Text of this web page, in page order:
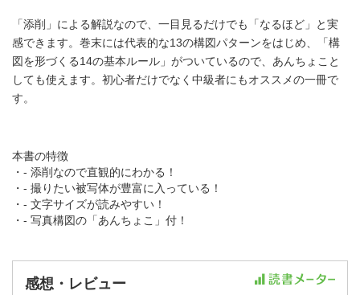
「添削」による解説なので、一目見るだけでも「なるほど」と実
感できます。巻末には代表的な13の構図パターンをはじめ、「構
図を形づくる14の基本ルール」がついているので、あんちょこと
しても使えます。初心者だけでなく中級者にもオススメの一冊で
す。
本書の特徴
・- 添削なので直観的にわかる！
・- 撮りたい被写体が豊富に入っている！
・- 文字サイズが読みやすい！
・- 写真構図の「あんちょこ」付！
感想・レビュー